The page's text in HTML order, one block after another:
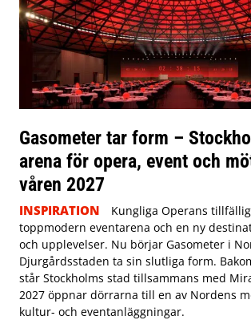
Gasometer tar form –
arena för opera, event och
våren 2027
INSPIRATION
Kungliga Operans
toppmodern eventarena och en ny
och upplevelser. Nu börjar Gasometer i
Djurgårdsstaden ta sin slutliga form.
står Stockholms stad tillsammans med
2027 öppnar dörrarna till en av Nordens
kultur- och eventanläggningar.